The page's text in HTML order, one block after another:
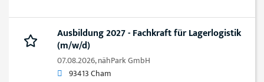
Ausbildung 2027 - Fachkraft für Lagerlogistik
(m/w/d)
07.08.2026,nähPark GmbH
93413 Cham